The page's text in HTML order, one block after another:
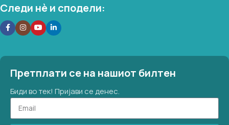
Следи нѐ и сподели:
Претплати се на нашиот билтен
Биди во тек! Пријави се денес.